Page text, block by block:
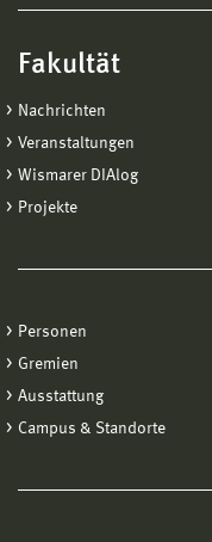
Fakultät
Nachrichten
Veranstaltungen
Wismarer DIAlog
Projekte
Personen
Gremien
Ausstattung
Campus & Standorte